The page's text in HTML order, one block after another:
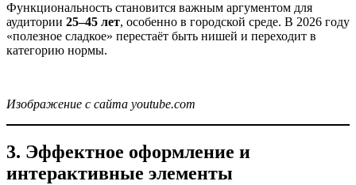
Функциональность становится важным аргументом для
аудитории 25–45 лет, особенно в городской среде. В 2026 году
«полезное сладкое» перестаёт быть нишей и переходит в
категорию нормы.
Изображение с сайта youtube.com
3. Эффектное оформление и
интерактивные элементы